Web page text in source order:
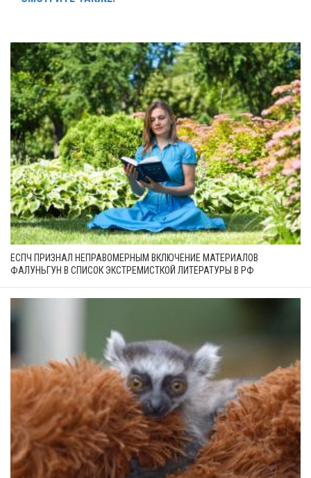
ЕСПЧ ПРИЗНАЛ НЕПРАВОМЕРНЫМ ВКЛЮЧЕНИЕ МАТЕРИАЛОВ
ФАЛУНЬГУН В СПИСОК ЭКСТРЕМИСТКОЙ ЛИТЕРАТУРЫ В РФ